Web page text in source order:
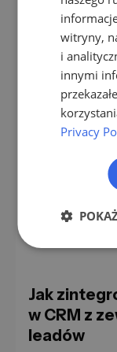
Zbyt wiele
scoringu
akceptację.
w połowie
Brak
zwiększa
nie tworzy
będziesz
Jak
w CRM z
leadów
witryny,
i
innymi
Privacy